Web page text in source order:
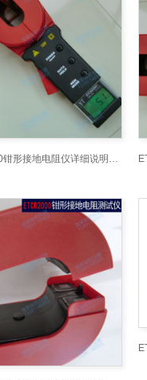
ETCR2000钳形接地电阻仪详细说明书_4